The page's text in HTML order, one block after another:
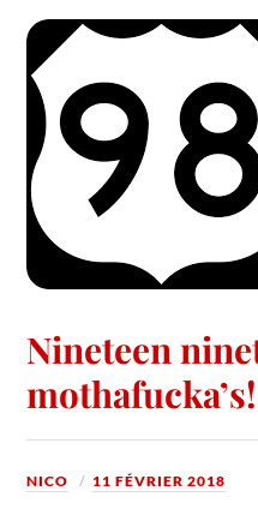
Nineteen
mothafucka’s!
NICO 11 FÉVRIER 2018